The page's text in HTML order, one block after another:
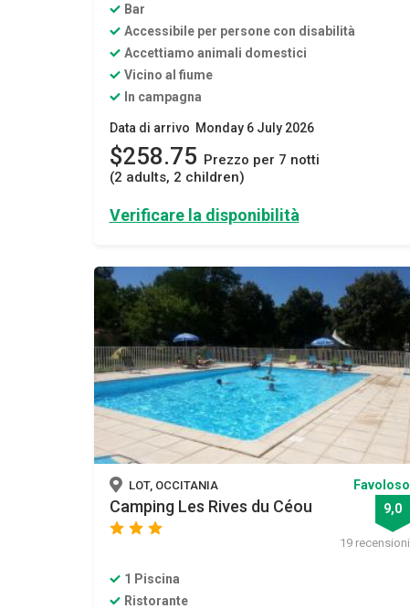
Bar
Accessibile per persone con disabilità
Accettiamo animali domestici
Vicino al fiume
In campagna
Data di arrivo Monday 6 July 2026
$258.75 Prezzo per 7 notti
(2 adults, 2 children)
Verificare la disponibilità
LOT, OCCITANIA
Camping Les Rives du Céou
starstarstar
Favoloso
9,0
19 recensioni
1 Piscina
Ristorante